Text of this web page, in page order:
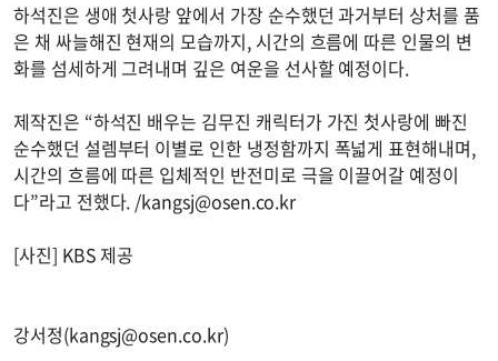
하석진은 생애 첫사랑 앞에서 가장 순수했던 과거부터 상처를 품
은 채 싸늘해진 현재의 모습까지, 시간의 흐름에 따른 인물의 변
화를 섬세하게 그려내며 깊은 여운을 선사할 예정이다.
제작진은 “하석진 배우는 김무진 캐릭터가 가진 첫사랑에 빠진
순수했던 설렘부터 이별로 인한 냉정함까지 폭넓게 표현해내며,
시간의 흐름에 따른 입체적인 반전미로 극을 이끌어갈 예정이
다”라고 전했다. /kangsj@osen.co.kr
[사진] KBS 제공
강서정(kangsj@osen.co.kr)